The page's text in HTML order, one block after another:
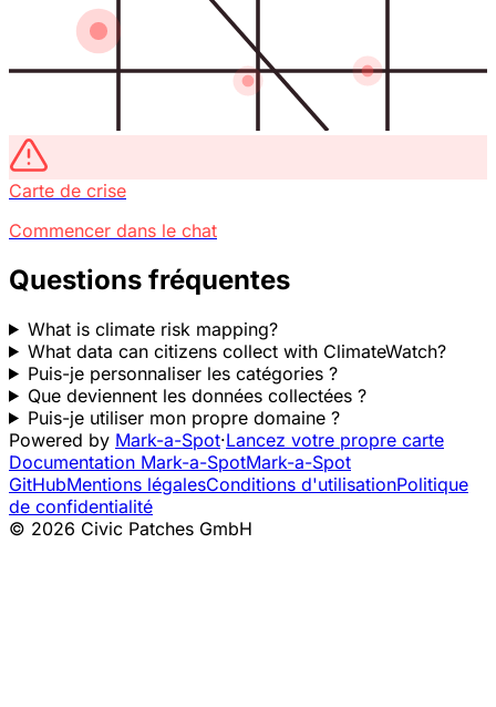
Carte de crise
Commencer dans le chat
Questions fréquentes
What is climate risk mapping?
What data can citizens collect with ClimateWatch?
Puis-je personnaliser les catégories ?
Que deviennent les données collectées ?
Puis-je utiliser mon propre domaine ?
Powered by Mark-a-Spot·Lancez votre propre carte
Documentation Mark-a-SpotMark-a-Spot
GitHubMentions légalesConditions d'utilisationPolitique
de confidentialité
© 2026 Civic Patches GmbH